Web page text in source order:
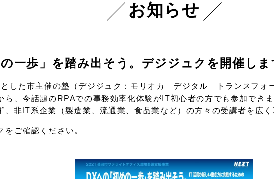
お知らせ
一歩」を踏み出そう。デジジュクを開催しま
とした市主催の塾（デジジュク：モリオカ デジタル トランスフォ
ら、今話題のRPAでの事務効率化体験がIT初心者の方でも参加できま
、非IT系企業（製造業、流通業、食品業など）の方々の受講者を広く
をご確認ください。